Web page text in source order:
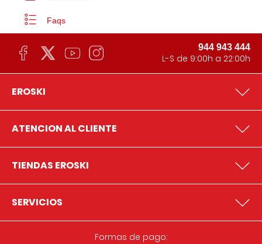
Faqs
944 943 444
L-S de 9:00h a 22:00h
EROSKI
ATENCION AL CLIENTE
TIENDAS EROSKI
SERVICIOS
Formas de pago: